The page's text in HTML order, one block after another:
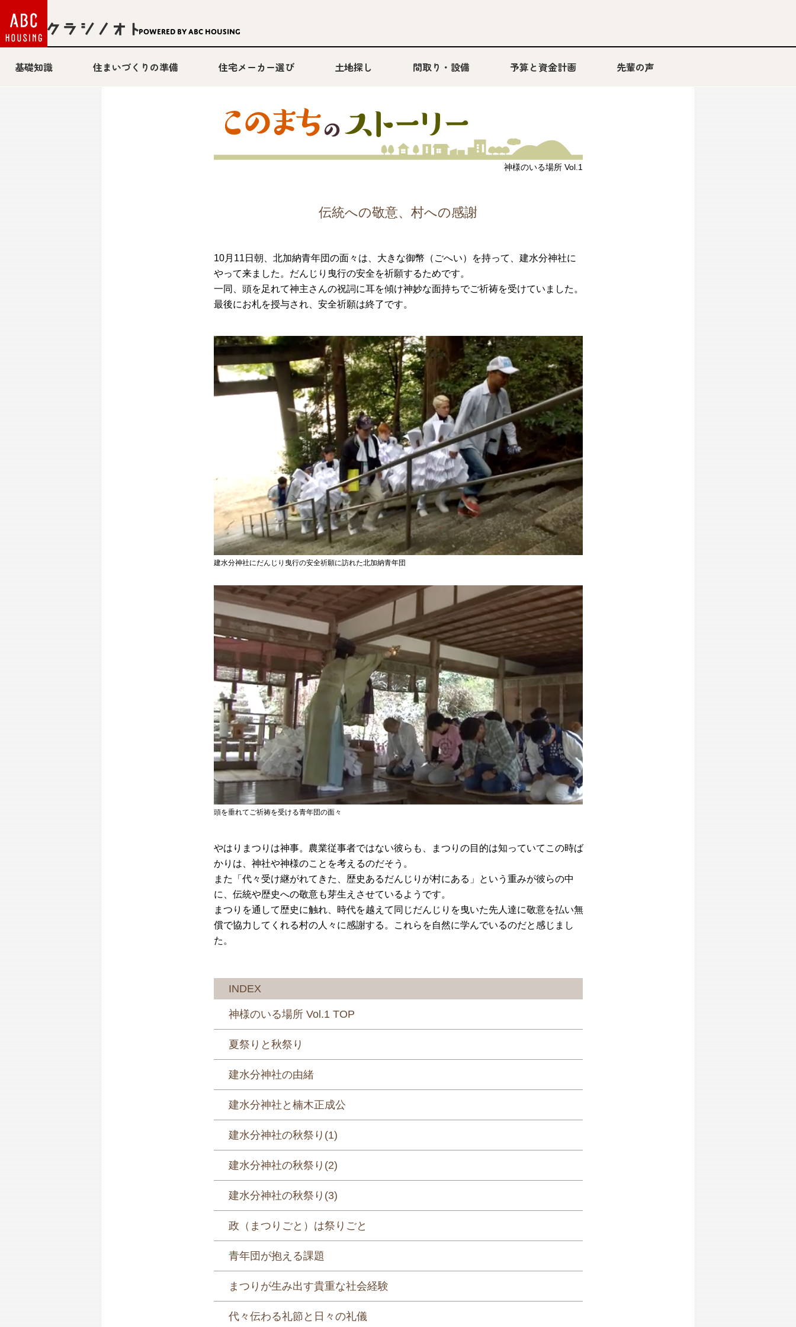
Powered by ABC HOUSING
基礎知識 住まいづくりの準備 住宅メーカー選び 土地探し 間取り・設備 予算と資金計画 先輩の声
神様のいる場所 Vol.1
伝統への敬意、村への感謝
10月11日朝、北加納青年団の面々は、大きな御幣（ごへい）を持って、建水分神社に
やって来ました。だんじり曳行の安全を祈願するためです。
一同、頭を足れて神主さんの祝詞に耳を傾け神妙な面持ちでご祈祷を受けていました。
最後にお札を授与され、安全祈願は終了です。
建水分神社にだんじり曳行の安全祈願に訪れた北加納青年団
頭を垂れてご祈祷を受ける青年団の面々
やはりまつりは神事。農業従事者ではない彼らも、まつりの目的は知っていてこの時ば
かりは、神社や神様のことを考えるのだそう。
また「代々受け継がれてきた、歴史あるだんじりが村にある」という重みが彼らの中
に、伝統や歴史への敬意も芽生えさせているようです。
まつりを通して歴史に触れ、時代を越えて同じだんじりを曳いた先人達に敬意を払い無
償で協力してくれる村の人々に感謝する。これらを自然に学んでいるのだと感じまし
た。
INDEX
神様のいる場所 Vol.1 TOP
夏祭りと秋祭り
建水分神社の由緒
建水分神社と楠木正成公
建水分神社の秋祭り(1)
建水分神社の秋祭り(2)
建水分神社の秋祭り(3)
政（まつりごと）は祭りごと
青年団が抱える課題
まつりが生み出す貴重な社会経験
代々伝わる礼節と日々の礼儀